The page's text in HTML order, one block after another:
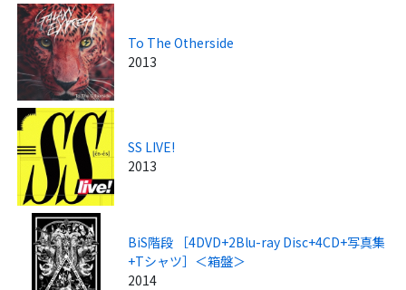
To The Otherside
2013
SS LIVE!
2013
BiS階段 ［4DVD+2Blu-ray Disc+4CD+写真集
+Tシャツ］＜箱盤＞
2014